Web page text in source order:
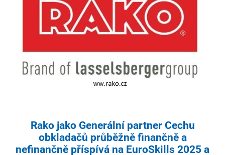
Rako jako Generální partner Cechu
obkladačů průběžně finančně a
nefinančně příspívá na EuroSkills 2025 a